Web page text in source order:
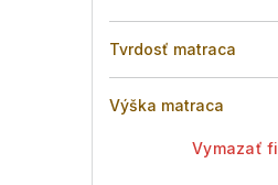
Tvrdosť matraca
Výška matraca
Vymazať